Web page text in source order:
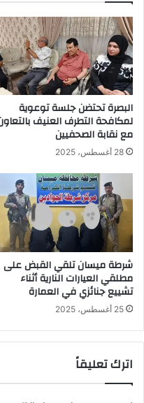
البصرة تحتضن جلسة توعوية
لمكافحة التطرف العنيف
مع نقابة الصحفيين
28 أغسطس، 2025
شرطة ميسان تلقي القبض على
مطلقي العيارات النارية أثناء
تشييع جنائزي في العمارة
25 أغسطس، 2025
اترك تعليقاً